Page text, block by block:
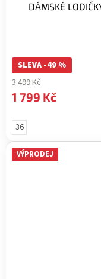
DÁMSKÉ
SLEVA -49 %
3 499 Kč
1 799 Kč
36
VÝPRODEJ